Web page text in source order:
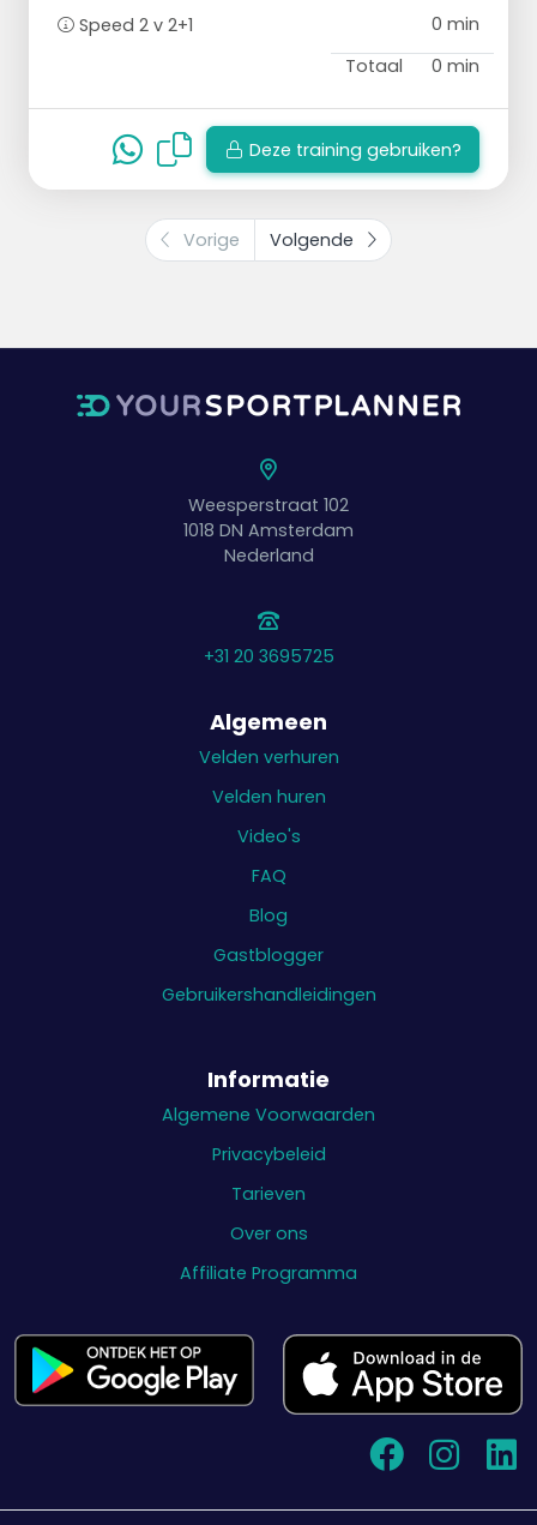
Speed 2 v 2+1
0 min
Totaal
0 min
Deze training gebruiken?
Vorige Volgende
Weesperstraat 102
1018 DN Amsterdam
Nederland
+31 20 3695725
Algemeen
Velden verhuren
Velden huren
Video's
FAQ
Blog
Gastblogger
Gebruikershandleidingen
Informatie
Algemene Voorwaarden
Privacybeleid
Tarieven
Over ons
Affiliate Programma